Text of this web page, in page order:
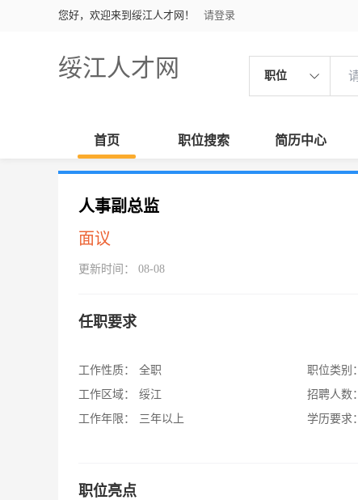
您好，欢迎来到绥江人才网！ 请登录
绥江人才网 职位
首页 职位搜索 简历中心
人事副总监
面议
更新时间： 08-08
任职要求
工作性质：
全职
工作区域：
绥江
工作年限：
三年以上
职位类别：
招聘人数：
学历要求：
职位亮点